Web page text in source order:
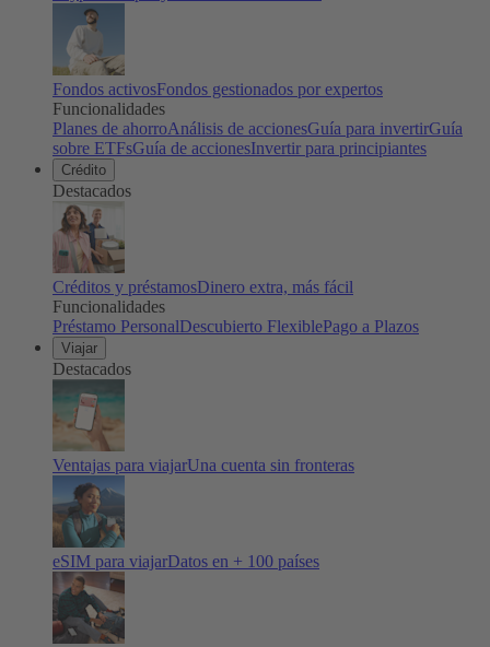
Fondos activosFondos gestionados por expertos
Funcionalidades
Planes de ahorroAnálisis de accionesGuía para invertirGuía
sobre ETFsGuía de accionesInvertir para principiantes
Crédito
Destacados
Créditos y préstamosDinero extra, más fácil
Funcionalidades
Préstamo PersonalDescubierto FlexiblePago a Plazos
Viajar
Destacados
Ventajas para viajarUna cuenta sin fronteras
eSIM para viajarDatos en + 100 países